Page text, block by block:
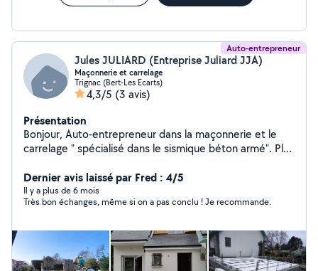
Auto-entrepreneur
Jules JULIARD (Entreprise Juliard JJA)
Maçonnerie et carrelage
Trignac (Bert-Les Ecarts)
4,3/5 (3 avis)
Présentation
Bonjour, Auto-entrepreneur dans la maçonnerie et le
carrelage " spécialisé dans le sismique béton armé". Plus
information et réalisation de vos travaux. J.juliard
Dernier avis laissé par Fred : 4/5
Il y a plus de 6 mois
Très bon échanges, même si on a pas conclu ! Je recommande.